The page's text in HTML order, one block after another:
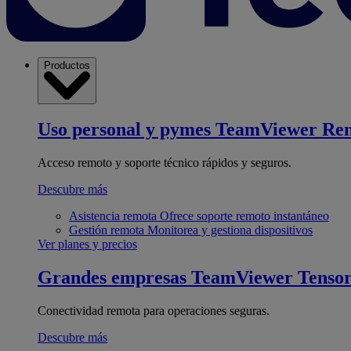
Productos
Uso personal y pymes TeamViewer
Acceso remoto y soporte técnico rápidos y seguros.
Descubre más
Asistencia remota Ofrece soporte remoto instantáneo
Gestión remota Monitorea y gestiona dispositivos
Ver planes y precios
Grandes empresas TeamViewer Tensor
Conectividad remota para operaciones seguras.
Descubre más